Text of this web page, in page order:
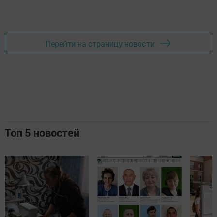
Перейти на страницу новости
Топ 5 новостей